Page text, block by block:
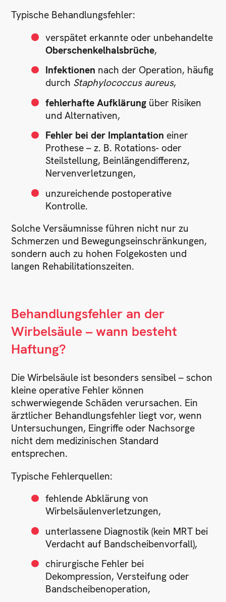
Typische Behandlungsfehler:
verspätet erkannte oder unbehandelte
Oberschenkelhalsbrüche,
Infektionen nach der Operation, häufig
durch Staphylococcus aureus,
fehlerhafte Aufklärung über Risiken
und Alternativen,
Fehler bei der Implantation einer
Prothese – z. B. Rotations- oder
Steilstellung, Beinlängendifferenz,
Nervenverletzungen,
unzureichende postoperative
Kontrolle.
Solche Versäumnisse führen nicht nur zu
Schmerzen und Bewegungseinschränkungen,
sondern auch zu hohen Folgekosten und
langen Rehabilitationszeiten.
Behandlungsfehler an der
Wirbelsäule – wann besteht
Haftung?
Die Wirbelsäule ist besonders sensibel – schon
kleine operative Fehler können
schwerwiegende Schäden verursachen. Ein
ärztlicher Behandlungsfehler liegt vor, wenn
Untersuchungen, Eingriffe oder Nachsorge
nicht dem medizinischen Standard
entsprechen.
Typische Fehlerquellen:
fehlende Abklärung von
Wirbelsäulenverletzungen,
unterlassene Diagnostik (kein MRT bei
Verdacht auf Bandscheibenvorfall),
chirurgische Fehler bei
Dekompression, Versteifung oder
Bandscheibenoperation,